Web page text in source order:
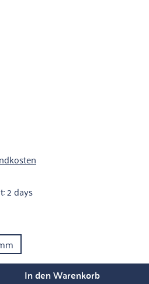
2 days
gewünschten Wert
In den Warenkorb